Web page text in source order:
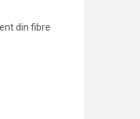
din fibre